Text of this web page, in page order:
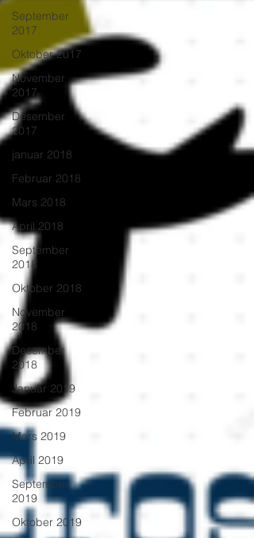
September
2017
Oktober 2017
November
2017
Desember
2017
januar 2018
Februar 2018
Mars 2018
April 2018
September
2018
Oktober 2018
November
2018
Desember
2018
Januar 2019
Februar 2019
Mars 2019
April 2019
September
2019
Oktober 2019